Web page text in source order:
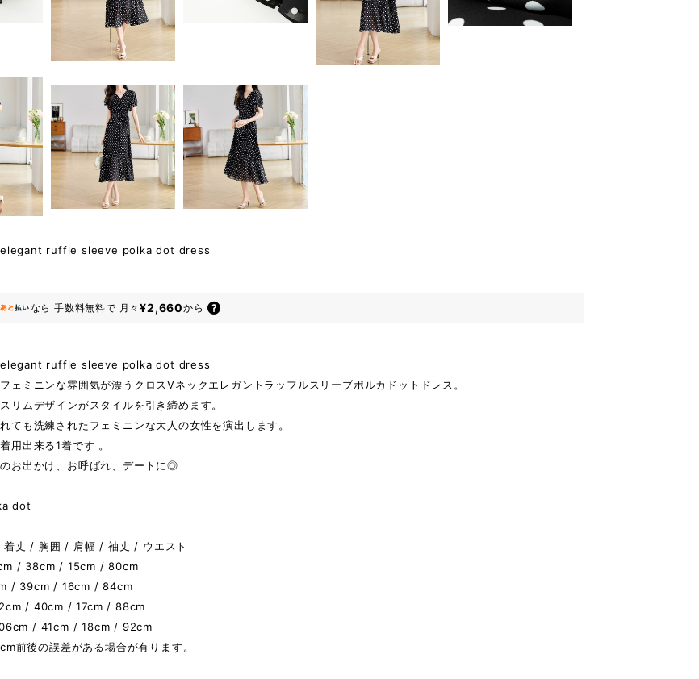
ruffle sleeve polka dot dress
なら 手数料無料で 月々¥2,660から
ruffle sleeve polka dot dress
ェミニンな雰囲気が漂うクロスVネックエレガントラッフルスリーブポルカドットドレス。
リムデザインがスタイルを引き締めます。
ても洗練されたフェミニンな大人の女性を演出します。
用出来る1着です 。
お出かけ、お呼ばれ、デートに◎
dot
丈 / 胸囲 / 肩幅 / 袖丈 / ウエスト
/ 38cm / 15cm / 80cm
/ 39cm / 16cm / 84cm
/ 40cm / 17cm / 88cm
/ 41cm / 18cm / 92cm
前後の誤差がある場合が有ります。